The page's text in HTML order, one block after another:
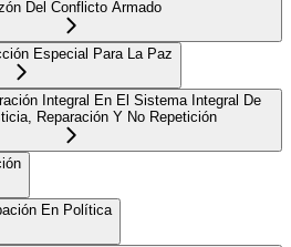
Del Conflicto Armado
Especial Para La Paz
Integral En El Sistema Integral De
Reparación Y No Repetición
En Política